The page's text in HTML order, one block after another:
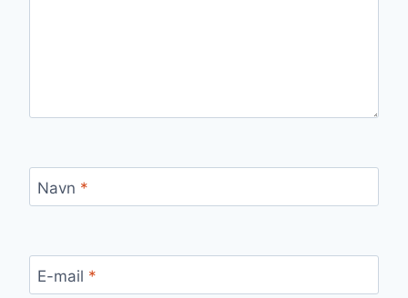
Navn *
E-mail *